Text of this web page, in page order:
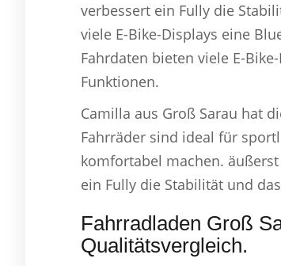
verbessert ein Fully die
viele E-Bike-Displays eine
Fahrdaten bieten viele E-
Funktionen.
Camilla aus Groß Sarau hat
Fahrräder sind ideal für
komfortabel machen.
ein Fully die Stabilität und
Fahrradladen Groß
Qualitätsvergleich.